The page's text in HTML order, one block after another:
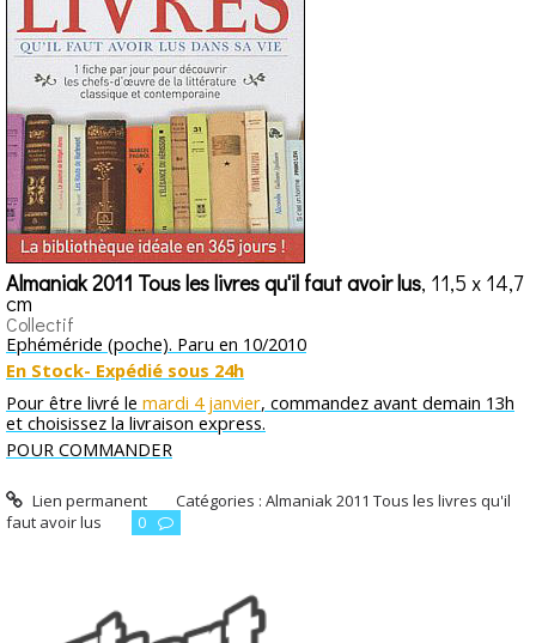
Almaniak 2011 Tous les livres qu'il faut avoir lus, 11,5 x 14,7
cm
Collectif
Ephéméride (poche). Paru en 10/2010
En Stock- Expédié sous 24h
Pour être livré le mardi 4 janvier, commandez avant demain 13h
et choisissez la livraison express.
POUR COMMANDER
Lien permanent Catégories :Almaniak 2011 Tous les livres qu'il
faut avoir lus
0